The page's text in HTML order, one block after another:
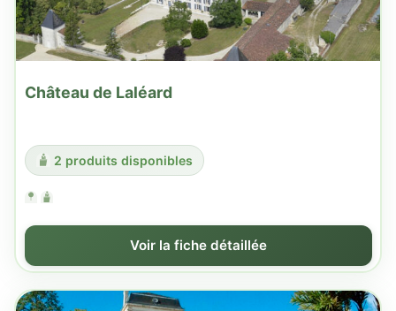
Château de Laléard
2 produits disponibles
Voir la fiche détaillée